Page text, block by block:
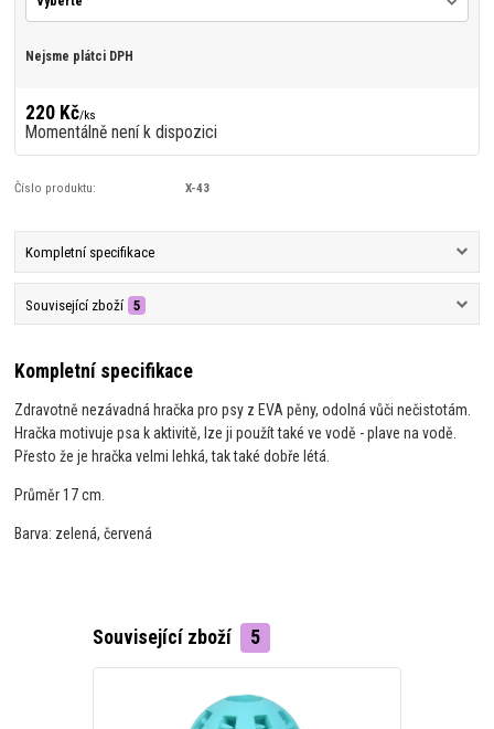
Nejsme plátci DPH
220 Kč/ks
Momentálně není k dispozici
Číslo produktu: X-43
Kompletní specifikace
Související zboží 5
Kompletní specifikace
Zdravotně nezávadná hračka pro psy z EVA pěny, odolná vůči nečistotám.
Hračka motivuje psa k aktivitě, lze ji použít také ve vodě - plave na vodě.
Přesto že je hračka velmi lehká, tak také dobře létá.
Průměr 17 cm.
Barva: zelená, červená
Související zboží 5